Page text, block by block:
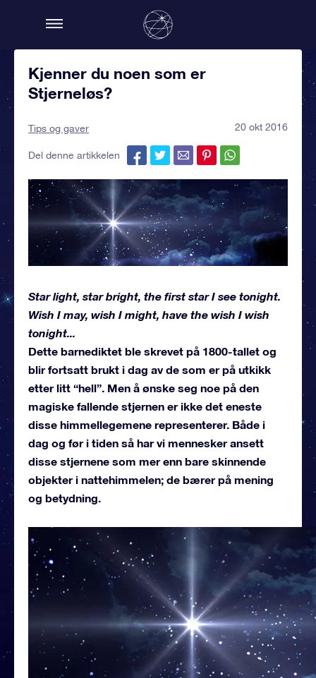
Kjenner du noen som er
Stjerneløs?
Tips og gaver 20 okt 2016
Del denne artikkelen
Star light, star bright, the first star I see tonight.
Wish I may, wish I might, have the wish I wish
tonight...
Dette barnediktet ble skrevet på 1800-tallet og
blir fortsatt brukt i dag av de som er på utkikk
etter litt “hell”. Men å ønske seg noe på den
magiske fallende stjernen er ikke det eneste
disse himmellegemene representerer. Både i
dag og før i tiden så har vi mennesker ansett
disse stjernene som mer enn bare skinnende
objekter i nattehimmelen; de bærer på mening
og betydning.